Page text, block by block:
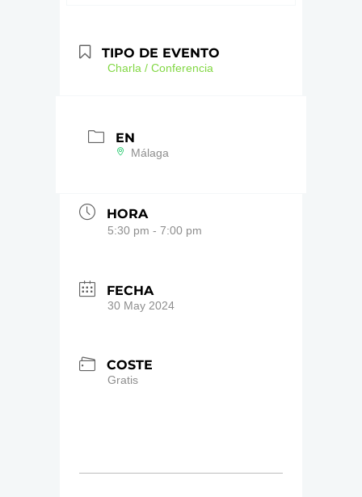
TIPO DE EVENTO
Charla / Conferencia
EN
Málaga
HORA
5:30 pm - 7:00 pm
FECHA
30 May 2024
COSTE
Gratis